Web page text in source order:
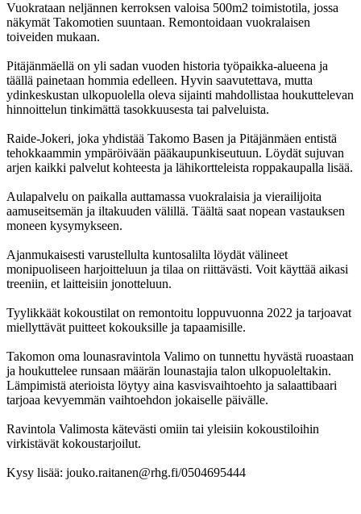
Vuokrataan neljännen kerroksen valoisa 500m2 toimistotila, jossa
näkymät Takomotien suuntaan. Remontoidaan vuokralaisen
toiveiden mukaan.
Pitäjänmäellä on yli sadan vuoden historia työpaikka-alueena ja
täällä painetaan hommia edelleen. Hyvin saavutettava, mutta
ydinkeskustan ulkopuolella oleva sijainti mahdollistaa houkuttelevan
hinnoittelun tinkimättä tasokkuusesta tai palveluista.
Raide-Jokeri, joka yhdistää Takomo Basen ja Pitäjänmäen entistä
tehokkaammin ympäröivään pääkaupunkiseutuun. Löydät sujuvan
arjen kaikki palvelut kohteesta ja lähikortteleista roppakaupalla lisää.
Aulapalvelu on paikalla auttamassa vuokralaisia ja vierailijoita
aamuseitsemän ja iltakuuden välillä. Täältä saat nopean vastauksen
moneen kysymykseen.
Ajanmukaisesti varustellulta kuntosalilta löydät välineet
monipuoliseen harjoitteluun ja tilaa on riittävästi. Voit käyttää aikasi
treeniin, et laitteisiin jonotteluun.
Tyylikkäät kokoustilat on remontoitu loppuvuonna 2022 ja tarjoavat
miellyttävät puitteet kokouksille ja tapaamisille.
Takomon oma lounasravintola Valimo on tunnettu hyvästä ruoastaan
ja houkuttelee runsaan määrän lounastajia talon ulkopuoleltakin.
Lämpimistä aterioista löytyy aina kasvisvaihtoehto ja salaattibaari
tarjoaa kevyemmän vaihtoehdon jokaiselle päivälle.
Ravintola Valimosta kätevästi omiin tai yleisiin kokoustiloihin
virkistävät kokoustarjoilut.
Kysy lisää: jouko.raitanen@rhg.fi/0504695444